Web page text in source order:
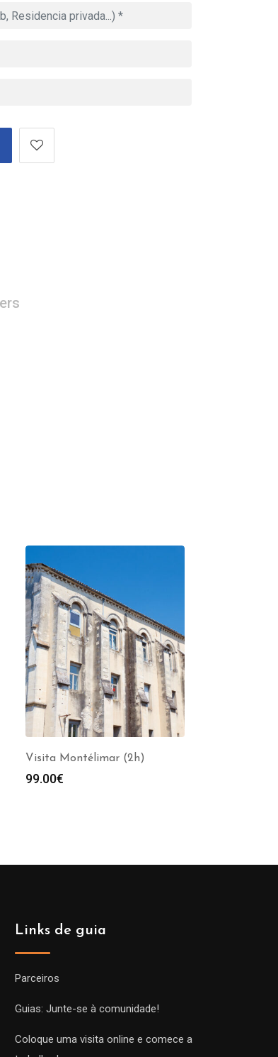
Visita Montélimar (2h)
99.00€
Links de guia
Parceiros
Guias: Junte-se à comunidade!
Coloque uma visita online e comece a